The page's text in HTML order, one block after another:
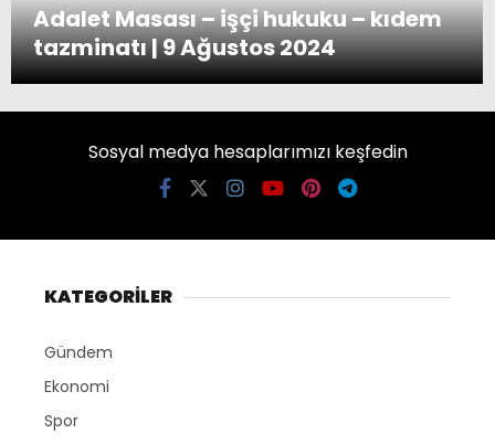
Adalet Masası – işçi hukuku – kıdem
tazminatı | 9 Ağustos 2024
Sosyal medya hesaplarımızı keşfedin
KATEGORİLER
Gündem
Ekonomi
Spor